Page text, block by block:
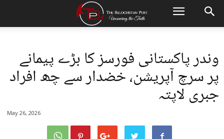
وندر پاکستانی فورسز کا بڑے پیمانے
پر سرچ آپریشن، خضدار سے چھ افراد
جبری لاپتہ
May 26, 2026